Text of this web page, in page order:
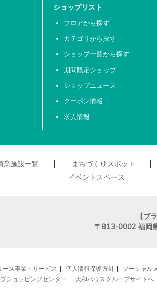
ショップリスト
フロアから探す
カテゴリから探す
ショップ一覧から探す
期間限定ショップ
ショップニュース
クーポン情報
求人情報
業施設一覧 まちづくりスポット
イベントスペース
【ブ
〒813-0002 福岡
ース事業・サービス 個人情報保護方針 ソーシャル
ショッピングセンター
大和ハウスグループサイトへ